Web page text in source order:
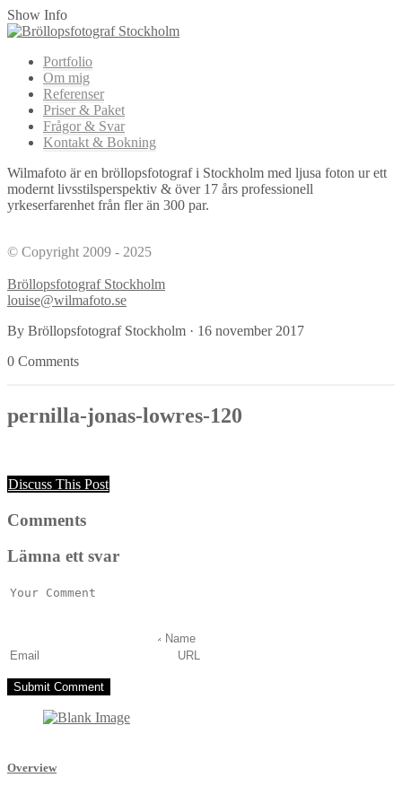
Show Info
Portfolio
Om mig
Referenser
Priser & Paket
Frågor & Svar
Kontakt & Bokning
Wilmafoto är en bröllopsfotograf i Stockholm med ljusa foton ur ett
modernt livsstilsperspektiv & över 17 års professionell
yrkeserfarenhet från fler än 300 par.
© Copyright 2009 - 2025
Bröllopsfotograf Stockholm
louise@wilmafoto.se
By Bröllopsfotograf Stockholm · 16 november 2017
0 Comments
pernilla-jonas-lowres-120
Discuss This Post
Comments
Lämna ett svar
Overview